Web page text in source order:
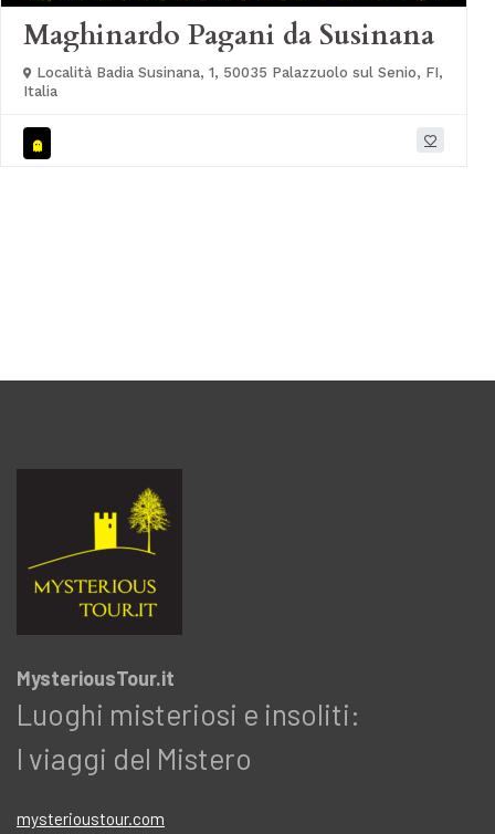
Maghinardo Pagani da Susinana
Località Badia Susinana, 1, 50035 Palazzuolo sul Senio, FI,
Italia
MysteriousTour.it
Luoghi misteriosi e insoliti:
I viaggi del Mistero
mysterioustour.com